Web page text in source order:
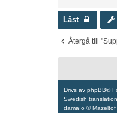
Låst
Återgå till
Drivs av phpBB®
Swedish
damaïo ©Mazeltof